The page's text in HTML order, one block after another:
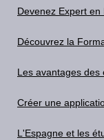
Devenez Expert en
Découvrez la
Les avantages des
Créer une
L'Espagne et les